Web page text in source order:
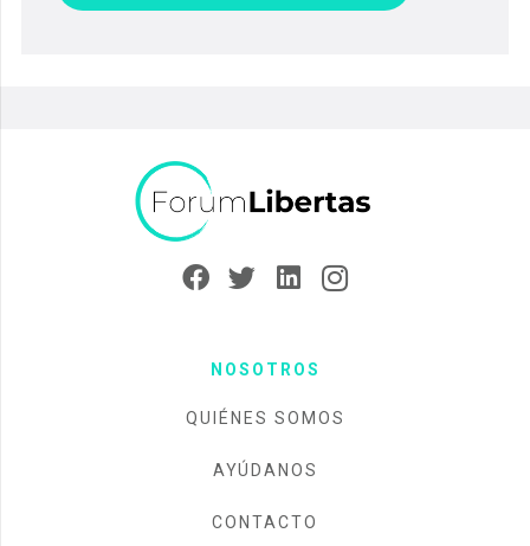
NOSOTROS
QUIÉNES SOMOS
AYÚDANOS
CONTACTO